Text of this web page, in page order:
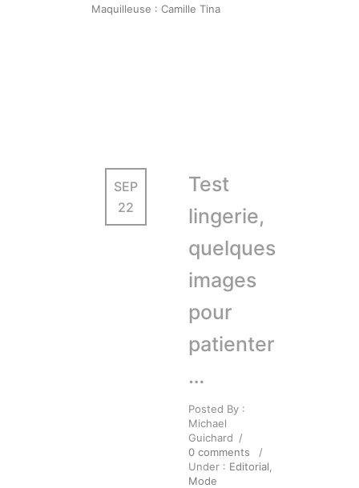
Maquilleuse : Camille Tina
SEP
22
Test
lingerie,
quelques
images
pour
patienter
…
Posted By :
Michael
Guichard /
0 comments
/
Under : Editorial
Mode